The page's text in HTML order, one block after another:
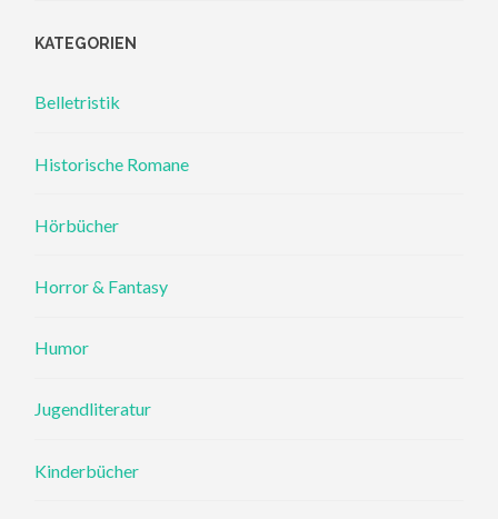
KATEGORIEN
Belletristik
Historische Romane
Hörbücher
Horror & Fantasy
Humor
Jugendliteratur
Kinderbücher